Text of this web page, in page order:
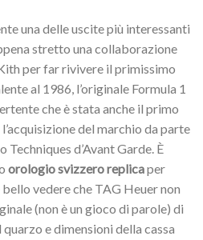
una delle uscite più interessanti
stretto una collaborazione
per far rivivere il primissimo
al 1986, l’originale Formula 1
che è stata anche il primo
del marchio da parte
d’Avant Garde. È
orologio svizzero replicaper
vedere che TAG Heuer non
(non è un gioco di parole) di
e dimensioni della cassa